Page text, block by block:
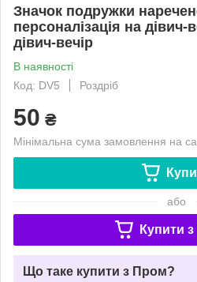
Значок подружки
персоналізація на дівич-
дівич-вечір
В наявності
Код: DV5
Роздріб
50 ₴
Мінімальна сума замовлення на
або
Купити з
Що таке купити з Пром?